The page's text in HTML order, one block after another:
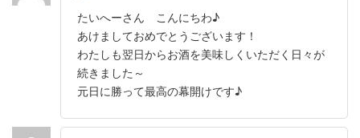
たいへーさん こんにちわ♪
あけましておめでとうございます！
わたしも翌日からお酒を美味しくいただく日々が
続きました～
元日に勝って最高の幕開けです♪